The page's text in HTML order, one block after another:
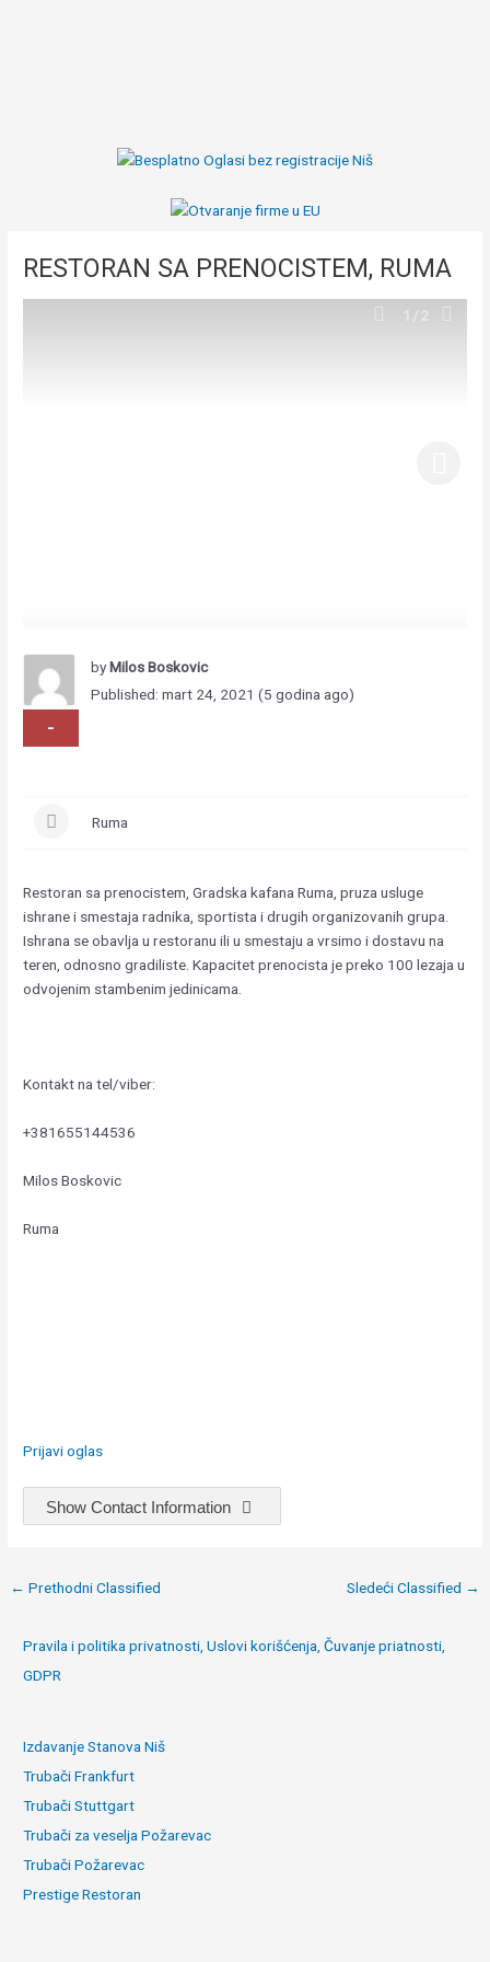
RESTORAN SA PRENOCISTEM, RUMA
1 /2
byMilos Boskovic
Published: mart 24, 2021 (5 godina ago)
-
Ruma
Restoran sa prenocistem, Gradska kafana Ruma, pruza usluge
ishrane i smestaja radnika, sportista i drugih organizovanih grupa.
Ishrana se obavlja u restoranu ili u smestaju a vrsimo i dostavu na
teren, odnosno gradiliste. Kapacitet prenocista je preko 100 lezaja u
odvojenim stambenim jedinicama.
Kontakt na tel/viber:
+381655144536
Milos Boskovic
Ruma
Prijavi oglas
Show Contact Information
Post
← Prethodni Classified Sledeći Classified →
Pravila i politika privatnosti, Uslovi korišćenja, Čuvanje priatnosti,
GDPR
Izdavanje Stanova Niš
Trubači Frankfurt
Trubači Stuttgart
Trubači za veselja Požarevac
Trubači Požarevac
Prestige Restoran